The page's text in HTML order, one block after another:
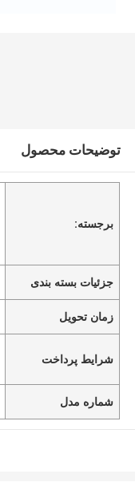
توضیحات محصول
برجسته:
جزئیات بسته بندی
زمان تحویل
شرایط پرداخت
شماره مدل